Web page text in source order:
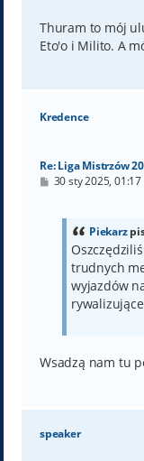
Thuram to mój
Eto'o i Milito. A
Kredence
Re: Liga Mistrzów
P30 sty 2025, 01:17
Piekarz
trudnych
wyjazdów
Wsadzą nam tu
speaker